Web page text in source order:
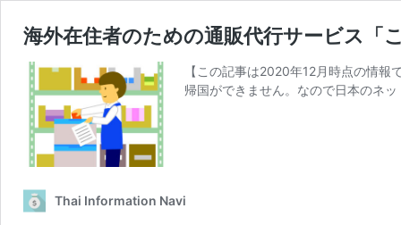
海外在住者のための通販代行サービス「
【この記事は2020年12月時点の情
帰国ができません。なので日本のネ
Thai Information Navi